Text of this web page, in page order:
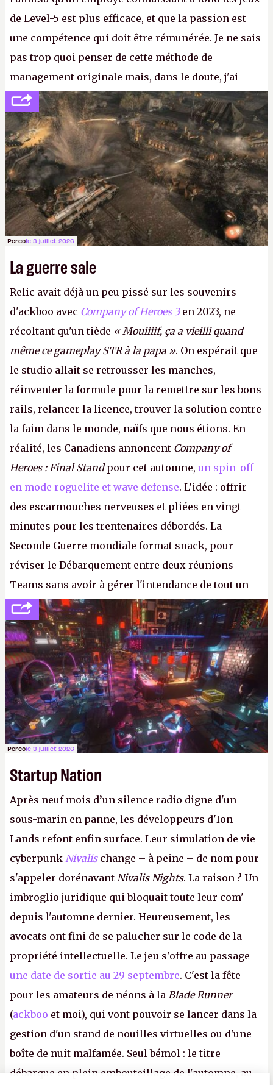
de Level-5 est plus efficace, et que la passion est
une compétence qui doit être rémunérée. Je ne sais
pas trop quoi penser de cette méthode de
management originale mais, dans le doute, j'ai
décidé d'apprendre par cœur les 300 derniers
numéros deCanard PCavant de demander une
augmentation à Ivan Le Fou.A.
Percole 3 juillet 2026
La guerre sale
Relic avait déjà un peu pissé sur les souvenirs
d'ackboo avec Company of Heroes 3en 2023, ne
récoltant qu'un tiède « Mouiiiif, ça a vieilli quand
même ce gameplay STR à la papa ». On espérait que
le studio allait se retrousser les manches,
réinventer la formule pour la remettre sur les bons
rails, relancer la licence, trouver la solution contre
la faim dans le monde, naïfs que nous étions. En
réalité, les Canadiens annoncent Company of
Heroes : Final Standpour cet automne, un spin-off
en mode roguelite et wave defense. L’idée : offrir
des escarmouches nerveuses et pliées en vingt
minutes pour les trentenaires débordés. La
Seconde Guerre mondiale format snack, pour
réviser le Débarquement entre deux réunions
Teams sans avoir à gérer l'intendance de tout un
continent. Pauvre ackboo, après avoir uriné sur ses
bottes, Relic vient donc de déféquer dans son
casque.P.
Percole 3 juillet 2026
Startup Nation
Après neuf mois d’un silence radio digne d'un
sous-marin en panne, les développeurs d'Ion
Lands refont enfin surface. Leur simulation de vie
cyberpunk Nivalis change – à peine – de nom pour
s'appeler dorénavant Nivalis Nights. La raison ? Un
imbroglio juridique qui bloquait toute leur com'
depuis l'automne dernier. Heureusement, les
avocats ont fini de se palucher sur le code de la
propriété intellectuelle. Le jeu s'offre au passage
une date de sortie au 29 septembre. C'est la fête
pour les amateurs de néons à la Blade Runner
(ackboo et moi), qui vont pouvoir se lancer dans la
gestion d'un stand de nouilles virtuelles ou d'une
boîte de nuit malfamée. Seul bémol : le titre
débarque en plein embouteillage de l'automne, au